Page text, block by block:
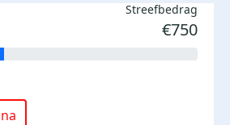
Streefbedrag
€750